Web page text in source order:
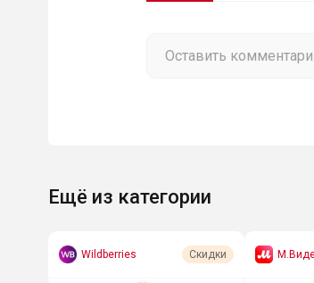
Ещё из категории
Wildberries Скидки